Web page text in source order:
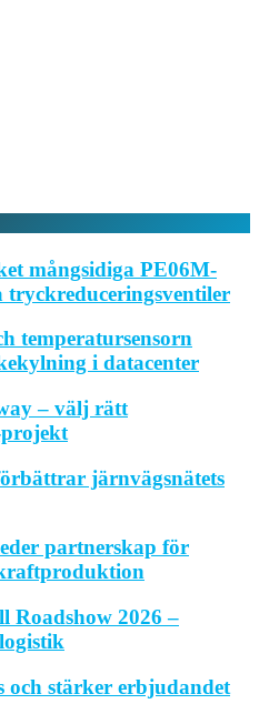
mångsidiga PE06M-
tryckreduceringsventiler
temperatursensorn
i datacenter
– välj rätt
järnvägsnätets
partnerskap för
Roadshow 2026 –
stärker erbjudandet